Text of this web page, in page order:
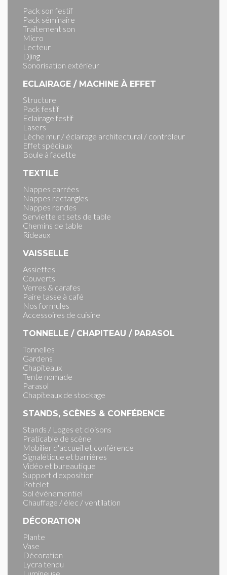
Pack son festif
Pack séminaire
Traitement son
Micro
Lecteur
Djing
Sonorisation extérieur
ECLAIRAGE / MACHINE À EFFET
Structure
Pack festif
Eclairage festif
Lasers
Lèche mur / éclairage architectural / contrôleur
Effet spéciaux
Boule à facette
TEXTILE
Nappes carrées
Nappes rectangles
Nappes rondes
Serviette et sets de table
Chemins de table
Rideaux
VAISSELLE
Assiettes
Couverts
Verres & carafes
Paire tasse à café
Nos formules
Accessoires de cuisine
TONNELLE / CHAPITEAU / PARASOL
Tonnelles
Gardens
Chapiteaux
Tente nomade
Parasol
Chapiteaux de stockage
STANDS, SCÈNES & CONFÉRENCE
Stands / Loges et cloisons
Praticable de scène
Mobilier d'accueil et conférence
Signalétique et barrières
Vidéo et bureautique
Support d'exposition
Potelet
Sol événementiel
Chauffage / élec / ventilation
DÉCORATION
Plante
Vase
Décoration
Lycra tendu